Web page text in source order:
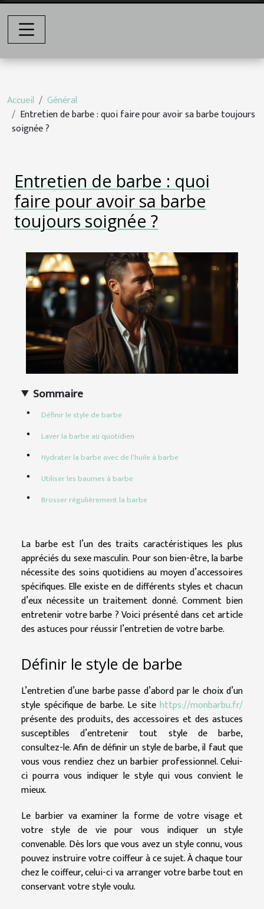
Accueil
Général
Entretien de barbe : quoi faire pour avoir sa barbe toujours
soignée ?
Entretien de barbe : quoi
faire pour avoir sa barbe
toujours soignée ?
Sommaire
Définir le style de barbe
Laver la barbe au quotidien
Hydrater la barbe avec de l’huile à barbe
Utiliser les baumes à barbe
Brosser régulièrement la barbe
La barbe est l’un des traits caractéristiques les plus
appréciés du sexe masculin. Pour son bien-être, la barbe
nécessite des soins quotidiens au moyen d’accessoires
spécifiques. Elle existe en de différents styles et chacun
d’eux nécessite un traitement donné. Comment bien
entretenir votre barbe ? Voici présenté dans cet article
des astuces pour réussir l’entretien de votre barbe.
Définir le style de barbe
L’entretien d’une barbe passe d’abord par le choix d’un
style spécifique de barbe. Le site https://monbarbu.fr/
présente des produits, des accessoires et des astuces
susceptibles d’entretenir tout style de barbe,
consultez-le. Afin de définir un style de barbe, il faut que
vous vous rendiez chez un barbier professionnel. Celui-
ci pourra vous indiquer le style qui vous convient le
mieux.
Le barbier va examiner la forme de votre visage et
votre style de vie pour vous indiquer un style
convenable. Dès lors que vous avez un style connu, vous
pouvez instruire votre coiffeur à ce sujet. À chaque tour
chez le coiffeur, celui-ci va arranger votre barbe tout en
conservant votre style voulu.